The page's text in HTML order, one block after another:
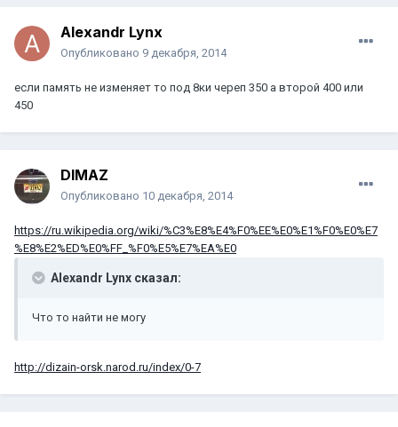
Alexandr Lynx
Опубликовано 9 декабря, 2014
если память не изменяет то под 8ки череп 350 а второй 400 или
450
DIMAZ
Опубликовано 10 декабря, 2014
https://ru.wikipedia.org/wiki/%C3%E8%E4%F0%EE%E0%E1%F0%E0%E7
%E8%E2%ED%E0%FF_%F0%E5%E7%EA%E0
Alexandr Lynx сказал:
Что то найти не могу
http://dizain-orsk.narod.ru/index/0-7